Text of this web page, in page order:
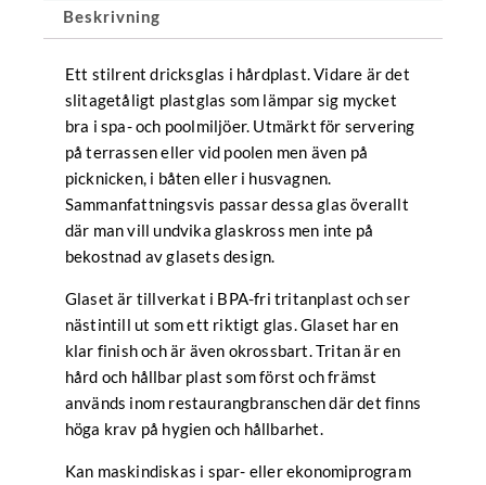
Beskrivning
Ett stilrent dricksglas i hårdplast. Vidare är det
slitagetåligt plastglas som lämpar sig mycket
bra i spa- och poolmiljöer. Utmärkt för servering
på terrassen eller vid poolen men även på
picknicken, i båten eller i husvagnen.
Sammanfattningsvis passar dessa glas överallt
där man vill undvika glaskross men inte på
bekostnad av glasets design.
Glaset är tillverkat i BPA-fri tritanplast och ser
nästintill ut som ett riktigt glas. Glaset har en
klar finish och är även okrossbart. Tritan är en
hård och hållbar plast som först och främst
används inom restaurangbranschen där det finns
höga krav på hygien och hållbarhet.
Kan maskindiskas i spar- eller ekonomiprogram